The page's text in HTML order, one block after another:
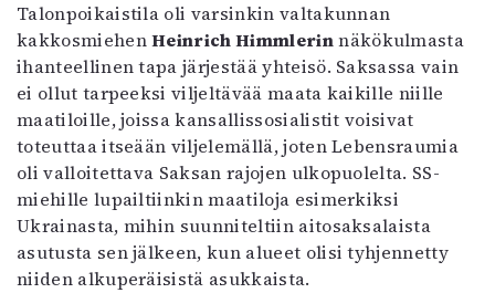
Talonpoikaistila oli varsinkin valtakunnan
kakkosmiehenHeinrich Himmlerinnäkökulmasta
ihanteellinen tapa järjestää yhteisö. Saksassa vain
ei ollut tarpeeksi viljeltävää maata kaikille niille
maatiloille, joissa kansallissosialistit voisivat
toteuttaa itseään viljelemällä, joten Lebensraumia
oli valloitettava Saksan rajojen ulkopuolelta. SS-
miehille lupailtiinkin maatiloja esimerkiksi
Ukrainasta, mihin suunniteltiin aitosaksalaista
asutusta sen jälkeen, kun alueet olisi tyhjennetty
niiden alkuperäisistä asukkaista.